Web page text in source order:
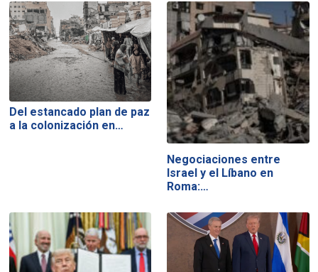
Del estancado plan de paz
a la colonización en…
Negociaciones entre
Israel y el Líbano en
Roma:…